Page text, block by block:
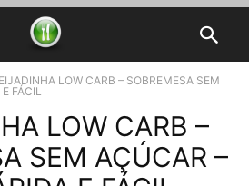
LOW CARB – SOBREMESA SEM
FÁCIL
LOW CARB –
SEM AÇÚCAR –